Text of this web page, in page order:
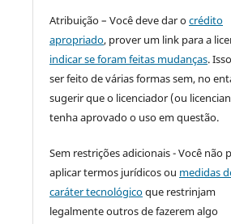
Atribuição – Você deve dar ocrédito
apropriado, prover um link para a
indicar se foram feitas mudanças.
ser feito de várias formas sem, no
sugerir que o licenciador (ou
tenha aprovado o uso em questão.
Sem restrições adicionais - Você não
aplicar termos jurídicos ou medidas
caráter tecnológicoque restrinjam
legalmente outros de fazerem algo